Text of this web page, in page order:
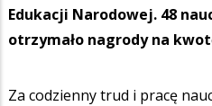
Edukacji Narodowej. 48
otrzymało nagrody na
Za codzienny trud i pracę